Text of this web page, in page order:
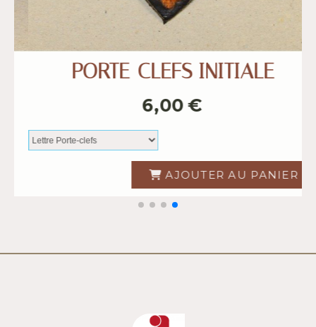
PORTE-CLEFS INDIEN
AJOUTER AU PANIER